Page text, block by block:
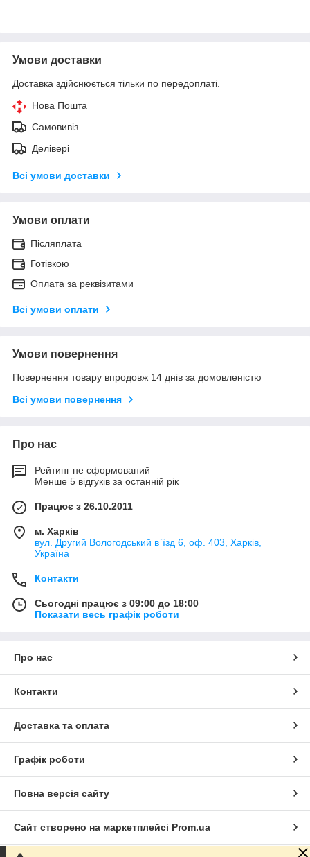
Умови доставки
Доставка здійснюється тільки по передоплаті.
Нова Пошта
Самовивіз
Делівері
Всі умови доставки
Умови оплати
Післяплата
Готівкою
Оплата за реквізитами
Всі умови оплати
Умови повернення
Повернення товару впродовж 14 днів за домовленістю
Всі умови повернення
Про нас
Рейтинг не сформований
Менше 5 відгуків за останній рік
Працює з 26.10.2011
м. Харків
вул. Другий Вологодський в`їзд 6, оф. 403, Харків,
Україна
Контакти
Сьогодні працює з 09:00 до 18:00
Показати весь графік роботи
Про нас
Контакти
Доставка та оплата
Графік роботи
Повна версія сайту
Сайт створено на маркетплейсі Prom.ua